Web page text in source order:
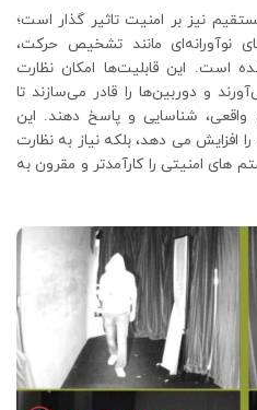
نیز بر امنیت تاثیر گذار است؛
نوآورانه‌ای مانند تشخیص حرکت،
است. این قابلیت‌ها امکان نظارت
و دوربین‌ها را قادر می‌سازند تا
واقعی، شناسایی و پاسخ دهند. این
افزایش می دهد، بلکه نیاز به نظارت
های امنیتی را کارآمدتر و مقرون به